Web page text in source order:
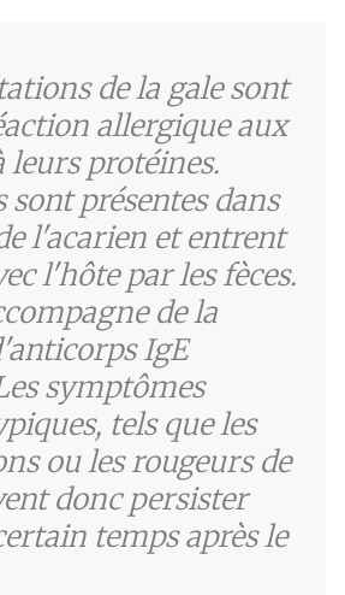
de la gale sont
allergique aux
leurs protéines.
sont présentes dans
l'acarien et entrent
l'hôte par les fèces.
de la
IgE
symptômes
tels que les
ou les rougeurs de
donc persister
temps après le